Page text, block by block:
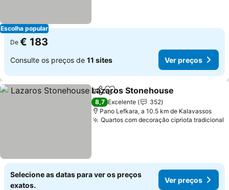
Escolha popular
De € 183
Consulte os preços de 11 sites Ver preços
PartilharAdicionar aos favoritos
Lazaros Stonehouse
8,7 Excelente
352
Pano Lefkara, a 10.5 km de Kalavassos
Quartos com decoração cipriota tradicional
Selecione as datas para ver os preços
exatos.
Ver preços